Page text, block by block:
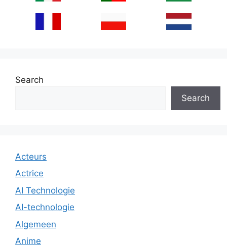
Search
Search
Acteurs
Actrice
AI Technologie
AI-technologie
Algemeen
Anime